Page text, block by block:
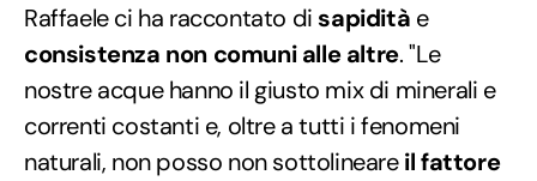
Raffaele ci ha raccontato di sapidità e
consistenza non comuni alle altre. "Le
nostre acque hanno il giusto mix di minerali e
correnti costanti e, oltre a tutti i fenomeni
naturali, non posso non sottolineareil fattore